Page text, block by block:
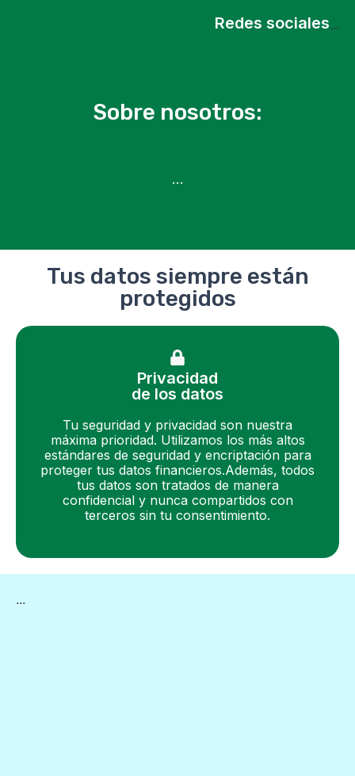
...
Redes sociales
Sobre nosotros:
…
Tus datos siempre están
protegidos
Privacidad
de los datos
Tu seguridad y privacidad son nuestra
máxima prioridad. Utilizamos los más altos
estándares de seguridad y encriptación para
proteger tus datos financieros.Además, todos
tus datos son tratados de manera
confidencial y nunca compartidos con
terceros sin tu consentimiento.
...